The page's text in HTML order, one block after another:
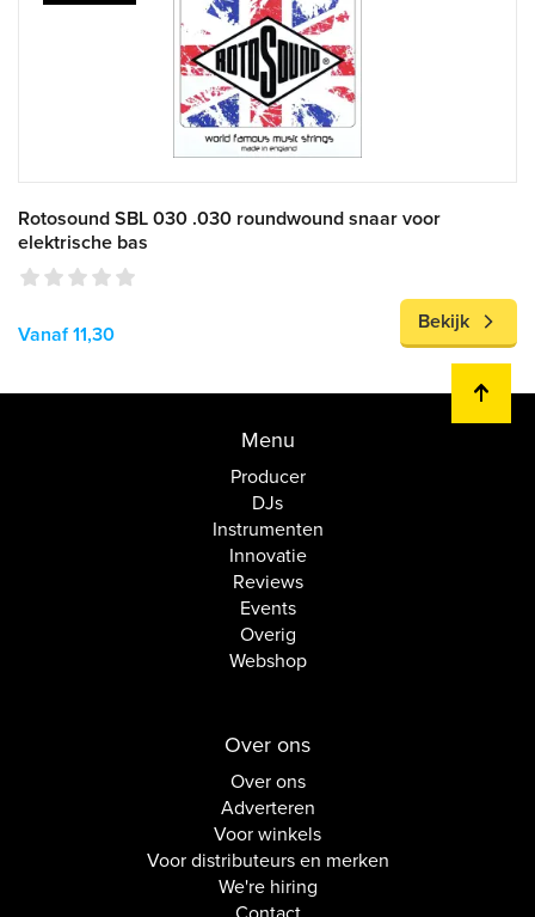
Rotosound SBL 030 .030 roundwound snaar voor
elektrische bas
Vanaf 11,30
Bekijk
Menu
Producer
DJs
Instrumenten
Innovatie
Reviews
Events
Overig
Webshop
Over ons
Over ons
Adverteren
Voor winkels
Voor distributeurs en merken
We're hiring